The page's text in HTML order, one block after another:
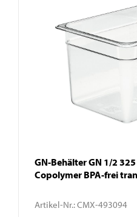
GN-Behälter GN 1/2
Copolymer BPA-frei
Artikel-Nr.:CMX-493094